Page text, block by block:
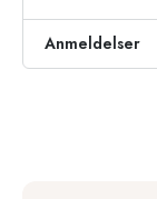
Anmeldelser